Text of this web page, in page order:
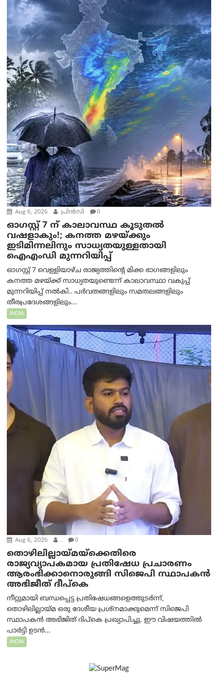
Aug 6, 2026 പ്രിന്‍സി 0
ഓഗസ്റ്റ് 7 ന് കാലാവസ്ഥ കൂടുതൽ
വഷളാകും!; കനത്ത മഴയ്ക്കും
ഇടിമിന്നലിനും സാധ്യതയുള്ളതായി
ഐഎംഡി മുന്നറിയിപ്പ്
ഓഗസ്റ്റ് 7 വെള്ളിയാഴ്ച രാജ്യത്തിന്റെ മിക്ക ഭാഗങ്ങളിലും
കനത്ത മഴയ്ക്ക് സാധ്യതയുണ്ടെന്ന് കാലാവസ്ഥാ വകുപ്പ്
മുന്നറിയിപ്പ് നൽകി.. പർവതങ്ങളിലും സമതലങ്ങളിലും
തീരപ്രദേശങ്ങളിലും...
INDIA
Aug 6, 2026 . 0
തൊഴിലില്ലായ്മയ്ക്കെതിരെ
രാജ്യവ്യാപകമായ പ്രതിഷേധ പ്രചാരണം
ആരംഭിക്കാനൊരുങ്ങി സിജെപി സ്ഥാപകന്‍
അഭിജീത് ദീപ്കെ
നീറ്റുമായി ബന്ധപ്പെട്ട പ്രതിഷേധങ്ങളെത്തുടർന്ന്,
തൊഴിലില്ലായ്മ ഒരു ദേശീയ പ്രശ്നമാക്കുമെന്ന് സിജെപി
സ്ഥാപകൻ അഭിജിത് ദിപ്കെ പ്രഖ്യാപിച്ചു. ഈ വിഷയത്തിൽ
പാർട്ടി ഉടൻ...
INDIA